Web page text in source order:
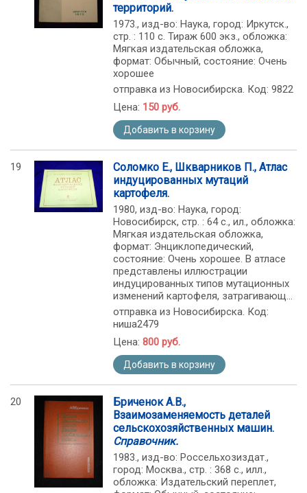
территорий.
1973., изд-во: Наука, город: Иркутск.,
стр. : 110 с. Тираж 600 экз., обложка:
Мягкая издательская обложка,
формат: Обычный, состояние: Очень
хорошее
отправка из Новосибирска. Код: 9822
Цена: 150 руб.
Добавить в корзину
19
Соломко Е., Шкварников П., Атлас
индуцированных мутаций
картофеля.
1980, изд-во: Наука, город:
Новосибирск, стр. : 64 с., ил., обложка:
Мягкая издательская обложка,
формат: Энциклопедический,
состояние: Очень хорошее. В атласе
представлены иллюстрации
индуцированных типов мутационных
изменений картофеля, затрагивающ...
отправка из Новосибирска. Код:
ниша2479
Цена: 800 руб.
Добавить в корзину
20
Бриченок А.В.,
Взаимозаменяемость деталей
сельскохозяйственных машин.
Справочник.
1983., изд-во: Россельхозиздат.,
город: Москва., стр. : 368 с., илл.,
обложка: Издательский переплет,